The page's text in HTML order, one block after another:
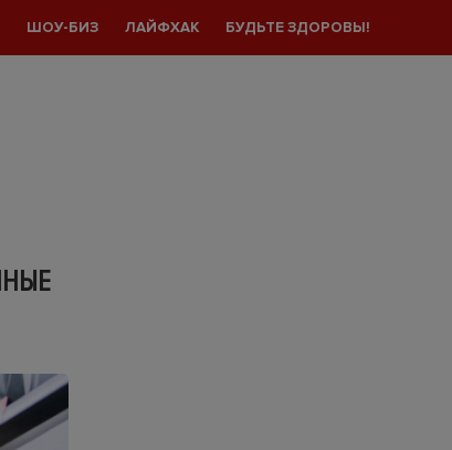
ШОУ-БИЗ ЛАЙФХАК БУДЬТЕ ЗДОРОВЫ!